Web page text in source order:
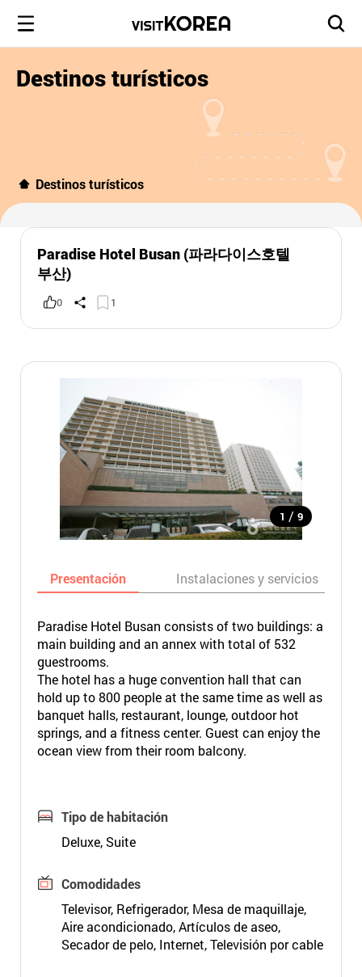
Destinos turísticos
Destinos turísticos
Paradise Hotel Busan (파라다이스호텔
부산)
0 1
1 / 9
Presentación Instalaciones y servicios
Paradise Hotel Busan consists of two buildings: a
main building and an annex with total of 532
guestrooms.
The hotel has a huge convention hall that can
hold up to 800 people at the same time as well as
banquet halls, restaurant, lounge, outdoor hot
springs, and a fitness center. Guest can enjoy the
ocean view from their room balcony.
Tipo de habitación
Deluxe, Suite
Comodidades
Televisor, Refrigerador, Mesa de maquillaje,
Aire acondicionado, Artículos de aseo,
Secador de pelo, Internet, Televisión por cable